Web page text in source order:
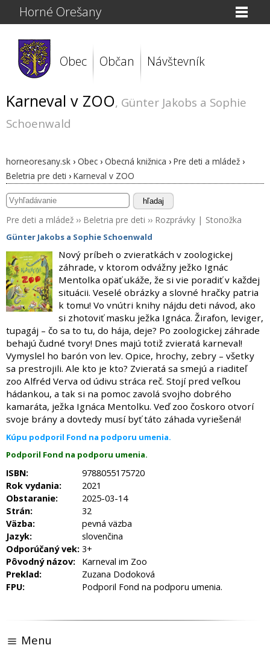
Horné Orešany
Obec Občan Návštevník
Karneval v ZOO, Günter Jakobs a Sophie
Schoenwald
horneoresany.sk › Obec › Obecná knižnica › Pre deti a mládež ›
Beletria pre deti › Karneval v ZOO
hľadaj
Pre deti a mládež ›› Beletria pre deti ›› Rozprávky | Stonožka
Günter Jakobs a Sophie Schoenwald
Nový príbeh o zvieratkách v zoologickej
záhrade, v ktorom odvážny ježko Ignác
Mentolka opäť ukáže, že si vie poradiť v každej
situácii. Veselé obrázky a slovné hračky patria
k tomu! Vo vnútri knihy nájdu deti návod, ako
si zhotoviť masku ježka Ignáca. Žirafon, leviger,
tupagáj – čo sa to tu, do hája, deje? Po zoologickej záhrade
behajú čudné tvory! Dnes majú totiž zvieratá karneval!
Vymyslel ho barón von lev. Opice, hrochy, zebry – všetky
sa prestrojili. Ale kto je kto? Zvieratá sa smejú a riaditeľ
zoo Alfréd Verva od údivu stráca reč. Stojí pred veľkou
hádankou, a tak si na pomoc zavolá svojho dobrého
kamaráta, ježka Ignáca Mentolku. Veď zoo čoskoro otvorí
svoje brány a dovtedy musí byť táto záhada vyriešená!
Kúpu podporil Fond na podporu umenia.
Podporil Fond na podporu umenia.
ISBN:
9788055175720
Rok vydania:
2021
Obstaranie:
2025-03-14
Strán:
32
Väzba:
pevná väzba
Jazyk:
slovenčina
Odporúčaný vek: 3+
Pôvodný názov:
Karneval im Zoo
Preklad:
Zuzana Dodoková
FPU:
Podporil Fond na podporu umenia.
Menu